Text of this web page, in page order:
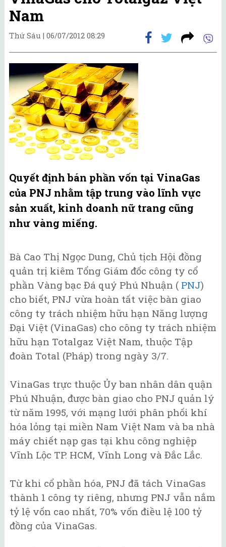
Nam
Thứ Sáu | 06/07/2012 08:29
Quyết định bán phần vốn tại VinaGas
của PNJ nhằm tập trung vào lĩnh vực
sản xuất, kinh doanh nữ trang cũng
như vàng miếng.
Bà Cao Thị Ngọc Dung, Chủ tịch Hội đồng
quản trị kiêm Tổng Giám đốc công ty cổ
phần Vàng bạc Đá quý Phú Nhuận ( PNJ)
cho biết, PNJ vừa hoàn tất việc bàn giao
công ty trách nhiệm hữu hạn Năng lượng
Đại Việt (VinaGas) cho công ty trách nhiệm
hữu hạn Totalgaz Việt Nam, thuộc Tập
đoàn Total (Pháp) trong ngày 3/7.
VinaGas trực thuộc Ủy ban nhân dân quận
Phú Nhuận, được bàn giao cho PNJ quản lý
từ năm 1995, với mạng lưới phân phối khí
hóa lỏng tại miền Nam Việt Nam và ba nhà
máy chiết nạp gas tại khu công nghiệp
Vĩnh Lộc TP. HCM, Vĩnh Long và Đắc Lắc.
Từ khi cổ phần hóa, PNJ đã tách VinaGas
thành 1 công ty riêng, nhưng PNJ vẫn nắm
tỷ lệ vốn cao nhất, 70% vốn điều lệ 100 tỷ
đồng của VinaGas.